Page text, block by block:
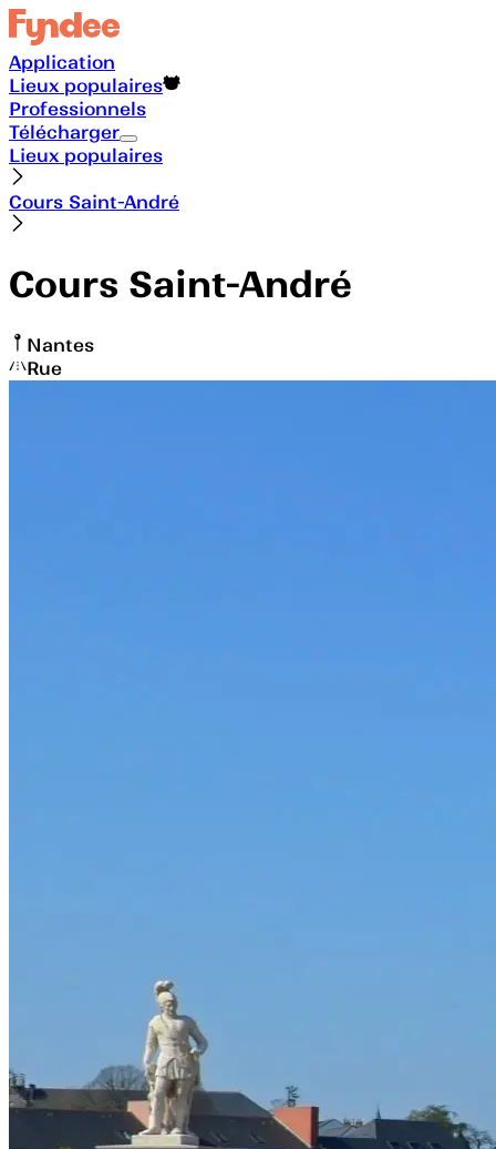
Application
Lieux populaires
Professionnels
Télécharger
Lieux populaires
Cours Saint-André
Cours Saint-André
Nantes
Rue